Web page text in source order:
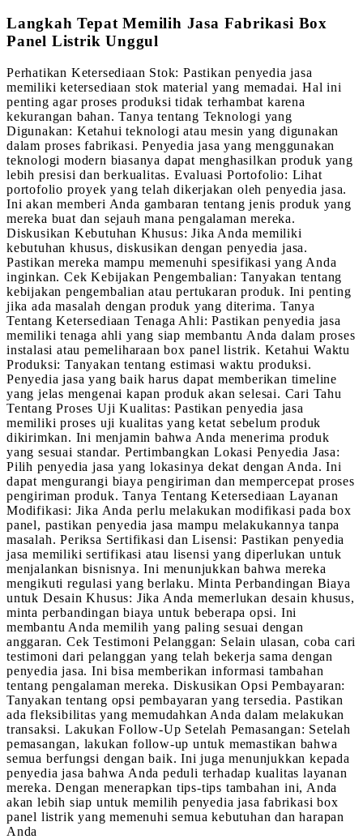
Langkah Tepat Memilih Jasa Fabrikasi Box
Panel Listrik Unggul
Perhatikan Ketersediaan Stok: Pastikan penyedia jasa
memiliki ketersediaan stok material yang memadai. Hal ini
penting agar proses produksi tidak terhambat karena
kekurangan bahan. Tanya tentang Teknologi yang
Digunakan: Ketahui teknologi atau mesin yang digunakan
dalam proses fabrikasi. Penyedia jasa yang menggunakan
teknologi modern biasanya dapat menghasilkan produk yang
lebih presisi dan berkualitas. Evaluasi Portofolio: Lihat
portofolio proyek yang telah dikerjakan oleh penyedia jasa.
Ini akan memberi Anda gambaran tentang jenis produk yang
mereka buat dan sejauh mana pengalaman mereka.
Diskusikan Kebutuhan Khusus: Jika Anda memiliki
kebutuhan khusus, diskusikan dengan penyedia jasa.
Pastikan mereka mampu memenuhi spesifikasi yang Anda
inginkan. Cek Kebijakan Pengembalian: Tanyakan tentang
kebijakan pengembalian atau pertukaran produk. Ini penting
jika ada masalah dengan produk yang diterima. Tanya
Tentang Ketersediaan Tenaga Ahli: Pastikan penyedia jasa
memiliki tenaga ahli yang siap membantu Anda dalam proses
instalasi atau pemeliharaan box panel listrik. Ketahui Waktu
Produksi: Tanyakan tentang estimasi waktu produksi.
Penyedia jasa yang baik harus dapat memberikan timeline
yang jelas mengenai kapan produk akan selesai. Cari Tahu
Tentang Proses Uji Kualitas: Pastikan penyedia jasa
memiliki proses uji kualitas yang ketat sebelum produk
dikirimkan. Ini menjamin bahwa Anda menerima produk
yang sesuai standar. Pertimbangkan Lokasi Penyedia Jasa:
Pilih penyedia jasa yang lokasinya dekat dengan Anda. Ini
dapat mengurangi biaya pengiriman dan mempercepat proses
pengiriman produk. Tanya Tentang Ketersediaan Layanan
Modifikasi: Jika Anda perlu melakukan modifikasi pada box
panel, pastikan penyedia jasa mampu melakukannya tanpa
masalah. Periksa Sertifikasi dan Lisensi: Pastikan penyedia
jasa memiliki sertifikasi atau lisensi yang diperlukan untuk
menjalankan bisnisnya. Ini menunjukkan bahwa mereka
mengikuti regulasi yang berlaku. Minta Perbandingan Biaya
untuk Desain Khusus: Jika Anda memerlukan desain khusus,
minta perbandingan biaya untuk beberapa opsi. Ini
membantu Anda memilih yang paling sesuai dengan
anggaran. Cek Testimoni Pelanggan: Selain ulasan, coba cari
testimoni dari pelanggan yang telah bekerja sama dengan
penyedia jasa. Ini bisa memberikan informasi tambahan
tentang pengalaman mereka. Diskusikan Opsi Pembayaran:
Tanyakan tentang opsi pembayaran yang tersedia. Pastikan
ada fleksibilitas yang memudahkan Anda dalam melakukan
transaksi. Lakukan Follow-Up Setelah Pemasangan: Setelah
pemasangan, lakukan follow-up untuk memastikan bahwa
semua berfungsi dengan baik. Ini juga menunjukkan kepada
penyedia jasa bahwa Anda peduli terhadap kualitas layanan
mereka. Dengan menerapkan tips-tips tambahan ini, Anda
akan lebih siap untuk memilih penyedia jasa fabrikasi box
panel listrik yang memenuhi semua kebutuhan dan harapan
Anda